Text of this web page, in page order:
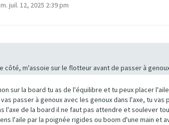
juil. 12, 2025 2:39 pm
côté, m'assoie sur le flotteur avant de passer à
sur la board tu as de l'équilibre et tu peux placer
passer à genoux avec les genoux dans l'axe, tu
l'axe de la board il ne faut pas attendre et soulever
l'aile par la poignée rigides ou boom d'une main